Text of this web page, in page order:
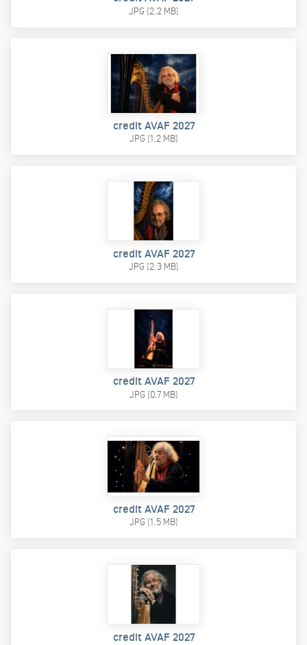
JPG (2.2 MB)
credit AVAF 2027
JPG (1.2 MB)
credit AVAF 2027
JPG (2.3 MB)
credit AVAF 2027
JPG (0.7 MB)
credit AVAF 2027
JPG (1.5 MB)
credit AVAF 2027